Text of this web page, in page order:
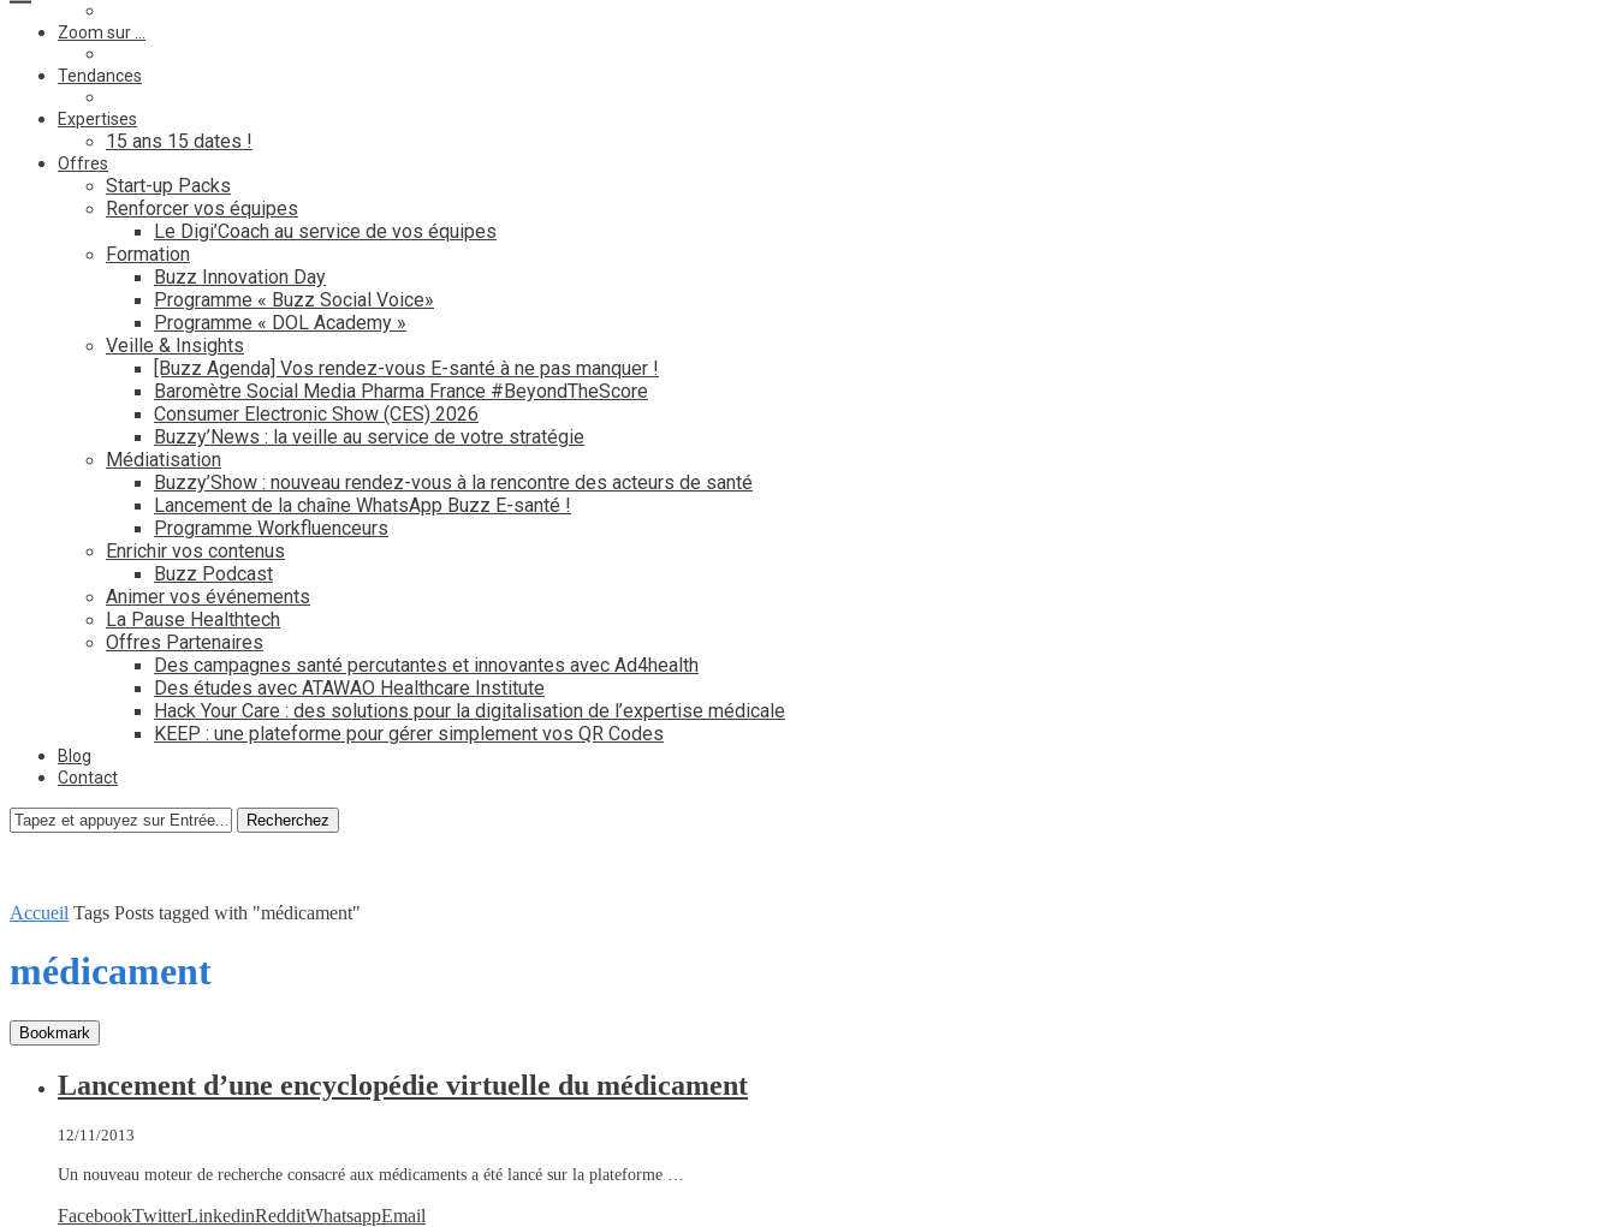
Zoom sur …
Tendances
Expertises
15 ans 15 dates !
Offres
Start-up Packs
Renforcer vos équipes
Le Digi’Coach au service de vos équipes
Formation
Buzz Innovation Day
Programme « Buzz Social Voice»
Programme « DOL Academy »
Veille & Insights
[Buzz Agenda] Vos rendez-vous E-santé à ne pas manquer !
Baromètre Social Media Pharma France #BeyondTheScore
Consumer Electronic Show (CES) 2026
Buzzy’News : la veille au service de votre stratégie
Médiatisation
Buzzy’Show : nouveau rendez-vous à la rencontre des acteurs de santé
Lancement de la chaîne WhatsApp Buzz E-santé !
Programme Workfluenceurs
Enrichir vos contenus
Buzz Podcast
Animer vos événements
La Pause Healthtech
Offres Partenaires
Des campagnes santé percutantes et innovantes avec Ad4health
Des études avec ATAWAO Healthcare Institute
Hack Your Care : des solutions pour la digitalisation de l’expertise médicale
KEEP : une plateforme pour gérer simplement vos QR Codes
Blog
Contact
Recherchez
Accueil Tags Posts tagged with "médicament"
médicament
Bookmark
Lancement d’une encyclopédie virtuelle du médicament
12/11/2013
Un nouveau moteur de recherche consacré aux médicaments a été lancé sur la plateforme …
FacebookTwitterLinkedinRedditWhatsappEmail